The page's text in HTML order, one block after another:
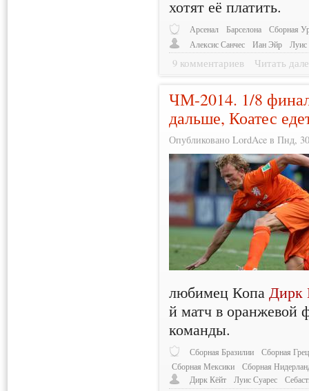
хотят её платить.
Арсенал Барселона
Сборная
Алексис Санчес
Иан Эйр Луис
9 комментариев Читать
ЧМ-2014. 1/8
дальше, Коатес
Опубликовано LordAce в Пнд,
любимец Копа Дирк
й матч в оранжевой
команды.
Сборная Бразилии
Сборная
Сборная Мексики
Сборная
Дирк Кёйт
Луис Суарес